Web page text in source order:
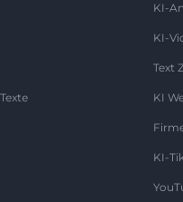
KI-
KI-
Text
KI
KI-